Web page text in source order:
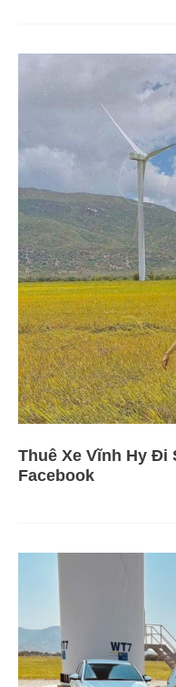
Thuê Xe Vĩnh Hy Đi
Facebook